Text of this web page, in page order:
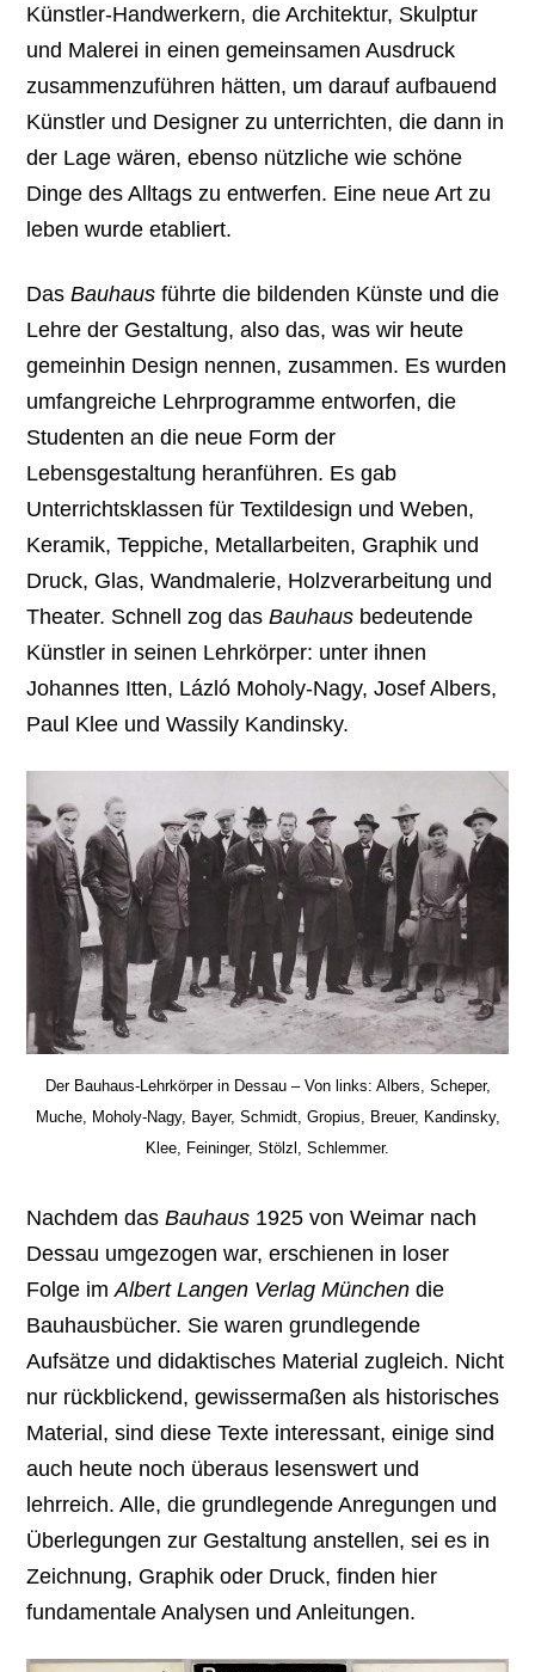
Künstler-Handwerkern, die Architektur, Skulptur
und Malerei in einen gemeinsamen Ausdruck
zusammenzuführen hätten, um darauf aufbauend
Künstler und Designer zu unterrichten, die dann in
der Lage wären, ebenso nützliche wie schöne
Dinge des Alltags zu entwerfen. Eine neue Art zu
leben wurde etabliert.
DasBauhaus führte die bildenden Künste und die
Lehre der Gestaltung, also das, was wir heute
gemeinhin Design nennen, zusammen. Es wurden
umfangreiche Lehrprogramme entworfen, die
Studenten an die neue Form der
Lebensgestaltung heranführen. Es gab
Unterrichtsklassen für Textildesign und Weben,
Keramik, Teppiche, Metallarbeiten, Graphik und
Druck, Glas, Wandmalerie, Holzverarbeitung und
Theater. Schnell zog dasBauhaus bedeutende
Künstler in seinen Lehrkörper: unter ihnen
Johannes Itten, Lázló Moholy-Nagy, Josef Albers,
Paul Klee und Wassily Kandinsky.
Der Bauhaus-Lehrkörper in Dessau – Von links: Albers, Scheper,
Muche, Moholy-Nagy, Bayer, Schmidt, Gropius, Breuer, Kandinsky,
Klee, Feininger, Stölzl, Schlemmer.
Nachdem dasBauhaus 1925 von Weimar nach
Dessau umgezogen war, erschienen in loser
Folge imAlbert Langen Verlag München die
Bauhausbücher. Sie waren grundlegende
Aufsätze und didaktisches Material zugleich. Nicht
nur rückblickend, gewissermaßen als historisches
Material, sind diese Texte interessant, einige sind
auch heute noch überaus lesenswert und
lehrreich. Alle, die grundlegende Anregungen und
Überlegungen zur Gestaltung anstellen, sei es in
Zeichnung, Graphik oder Druck, finden hier
fundamentale Analysen und Anleitungen.